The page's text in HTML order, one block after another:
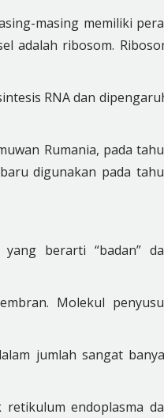
masing memiliki
adalah ribosom.
RNA dan
Rumania, pada
digunakan pada
berarti “badan”
Molekul
jumlah sangat
endoplasma